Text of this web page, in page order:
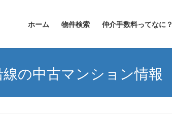
ホーム 物件検索 仲介手数料ってなに？
の中古マンション情報